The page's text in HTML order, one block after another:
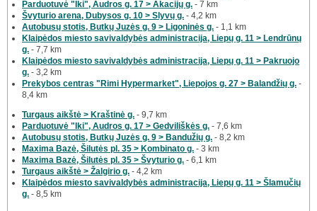
Parduotuvė "Iki", Audros g. 17 > Akacijų g. - 7 km
Švyturio arena, Dubysos g. 10 > Slyvų g. - 4,2 km
Autobusų stotis, Butkų Juzės g. 9 > Ligoninės g. - 1,1 km
Klaipėdos miesto savivaldybės administracija, Liepų g. 11 > Lendrūnų
g. - 7,7 km
Klaipėdos miesto savivaldybės administracija, Liepų g. 11 > Pakruojo
g. - 3,2 km
Prekybos centras "Rimi Hypermarket", Liepojos g. 27 > Balandžių g. -
8,4 km
Turgaus aikštė > Kraštinė g. - 9,7 km
Parduotuvė "Iki", Audros g. 17 > Gedviliškės g. - 7,6 km
Autobusų stotis, Butkų Juzės g. 9 > Bandužių g. - 8,2 km
Maxima Bazė, Šilutės pl. 35 > Kombinato g. - 3 km
Maxima Bazė, Šilutės pl. 35 > Švyturio g. - 6,1 km
Turgaus aikštė > Žalgirio g. - 4,2 km
Klaipėdos miesto savivaldybės administracija, Liepų g. 11 > Šlamučių
g. - 8,5 km